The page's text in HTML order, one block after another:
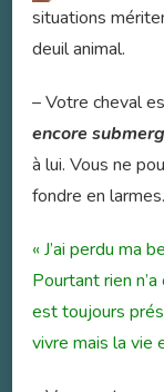
situations
deuil animal.
– Votre cheval
encore
à lui. Vous ne
fondre en larmes.
« J’ai perdu ma
Pourtant rien
est toujours
vivre mais la vie